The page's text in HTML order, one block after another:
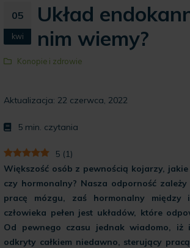
05
kwi
Układ
nim wiemy?
Konopie i zdrowie
Aktualizacja: 22 czerwca, 2022
5 min. czytania
5 (1)
Większość osób z pewnością kojarzy,
czy hormonalny? Nasza odporność
pracę mózgu, zaś hormonalny
człowieka pełen jest układów, które
Od pewnego czasu jednak wiadomo, iż
odkryty całkiem niedawno, sterujący